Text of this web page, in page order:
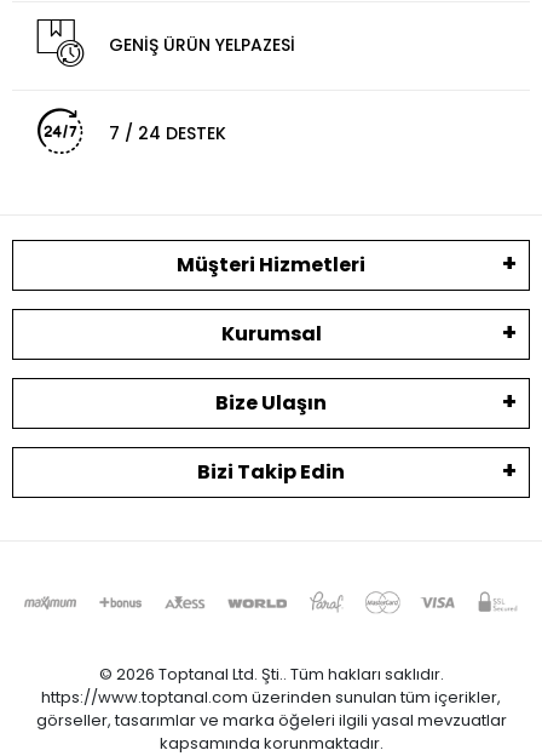
GENİŞ ÜRÜN YELPAZESİ
7 / 24 DESTEK
Müşteri Hizmetleri
Kurumsal
Bize Ulaşın
Bizi Takip Edin
© 2026 Toptanal Ltd. Şti.. Tüm hakları saklıdır.
https://www.toptanal.com üzerinden sunulan tüm içerikler,
görseller, tasarımlar ve marka öğeleri ilgili yasal mevzuatlar
kapsamında korunmaktadır.